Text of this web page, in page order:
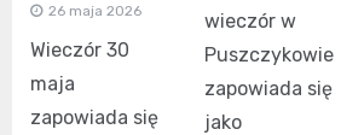
26 maja 2026
Wieczór 30
maja
zapowiada się
wieczór w
Puszczykowie
zapowiada się
jako